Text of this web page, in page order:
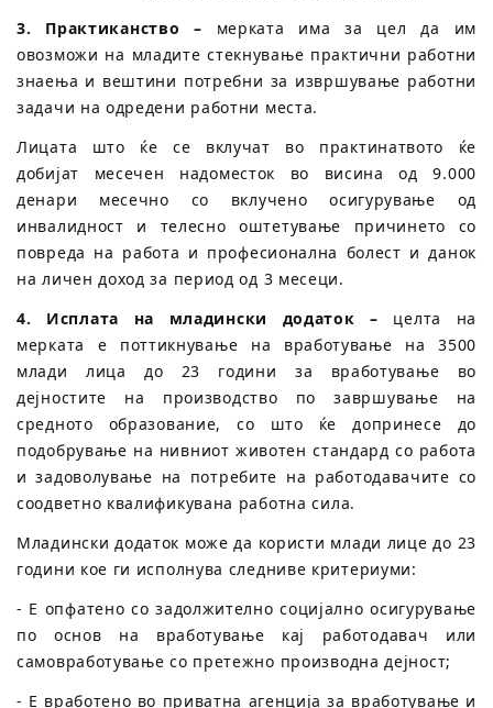
3. Практиканство – мерката има за цел да им
овозможи на младите стекнување практични работни
знаења и вештини потребни за извршување работни
задачи на одредени работни места.
Лицата што ќе се вклучат во практинатвото ќе
добијат месечен надоместок во висина од 9.000
денари месечно со вклучено осигурување од
инвалидност и телесно оштетување причинето со
повреда на работа и професионална болест и данок
на личен доход за период од 3 месеци.
4. Исплата на младински додаток – целта на
мерката е поттикнување на вработување на 3500
млади лица до 23 години за вработување во
дејностите на производство по завршување на
средното образование, со што ќе допринесе до
подобрување на нивниот животен стандард со работа
и задоволување на потребите на работодавачите со
соодветно квалификувана работна сила.
Младински додaток може да користи млади лице до 23
години кое ги исполнува следниве критериуми:
- Е опфатено со задолжително социјално осигурување
по основ на вработување кај работодавач или
самовработување со претежно производна дејност;
- Е вработено во приватна агенција за вработување и